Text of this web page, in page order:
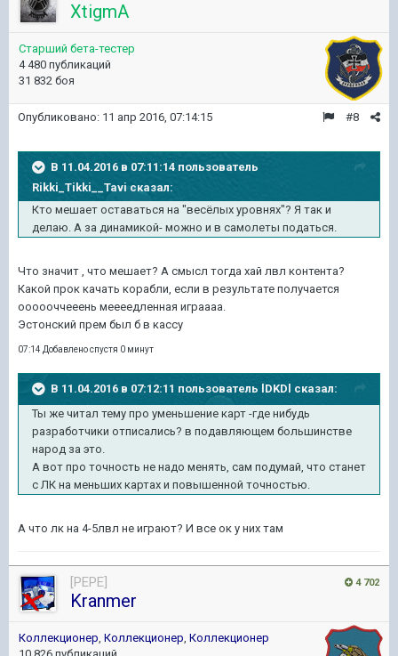
XtigmA
Старший бета-тестер
4 480 публикаций
31 832 боя
#8
Опубликовано: 11 апр 2016, 07:14:15
В 11.04.2016 в 07:11:14 пользователь
Rikki_Tikki__Tavi сказал:
Кто мешает оставаться на "весёлых уровнях"? Я так и
делаю. А за динамикой- можно и в самолеты податься.
Что значит , что мешает? А смысл тогда хай лвл контента?
Какой прок качать корабли, если в результате получается
оооооччееень меееедленная играааа.
Эстонский прем был б в кассу
07:14 Добавлено спустя 0 минут
В 11.04.2016 в 07:12:11 пользователь lDKDl сказал:
Ты же читал тему про уменьшение карт -где нибудь
разработчики отписались? в подавляющем большинстве
народ за это.
А вот про точность не надо менять, сам подумай, что станет
с ЛК на меньших картах и повышенной точностью.
А что лк на 4-5лвл не играют? И все ок у них там
4 702
[PEPE]
Kranmer
Коллекционер Коллекционер Коллекционер